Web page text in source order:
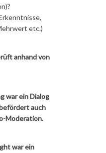
etc.)
anhand von
war ein Dialog
auch
Moderation.
war ein